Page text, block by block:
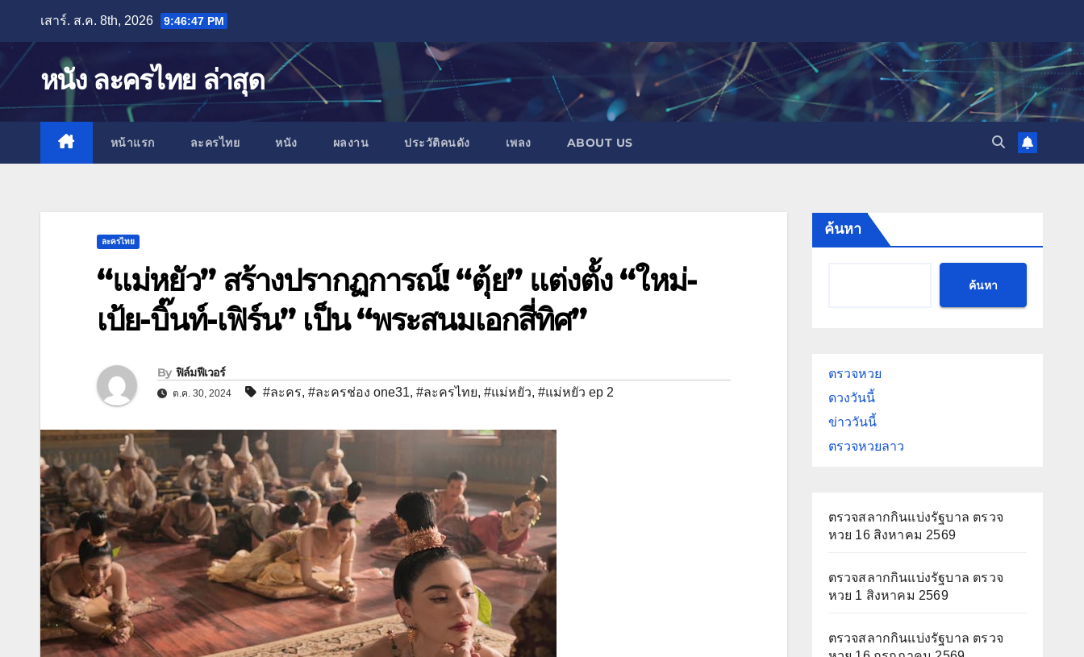
content
เสาร์. ส.ค. 8th, 2026 9:46:48 PM
หนัง ละครไทย ล่าสุด
หน้าแรก ละครไทย หนัง ผลงาน ประวัติคนดัง เพลง ABOUT US
ละครไทย
“แม่หยัว” สร้างปรากฏการณ์! “ตุ้ย” แต่งตั้ง “ใหม่-
เป้ย-บิ๊นท์-เฟิร์น” เป็น “พระสนมเอกสี่ทิศ”
By ฟิล์มฟีเวอร์
ต.ค. 30, 2024 #ละคร, #ละครช่อง one31, #ละครไทย, #แม่หยัว, #แม่หยัว ep 2
ค้นหา
ค้นหา
ตรวจหวย
ดวงวันนี้
ข่าววันนี้
ตรวจหวยลาว
ตรวจสลากกินแบ่งรัฐบาล ตรวจ
หวย 16 สิงหาคม 2569
ตรวจสลากกินแบ่งรัฐบาล ตรวจ
หวย 1 สิงหาคม 2569
ตรวจสลากกินแบ่งรัฐบาล ตรวจ